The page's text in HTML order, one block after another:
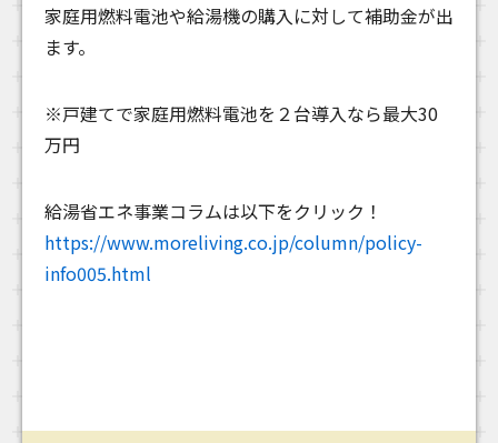
家庭用燃料電池や給湯機の購入に対して補助金が出
ます。
※戸建てで家庭用燃料電池を２台導入なら最大30
万円
給湯省エネ事業コラムは以下をクリック！
https://www.moreliving.co.jp/column/policy-
info005.html